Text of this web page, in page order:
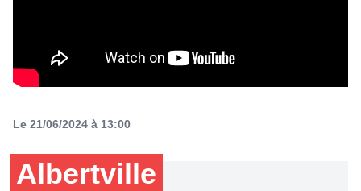
Le 21/06/2024 à 13:00
Albertville